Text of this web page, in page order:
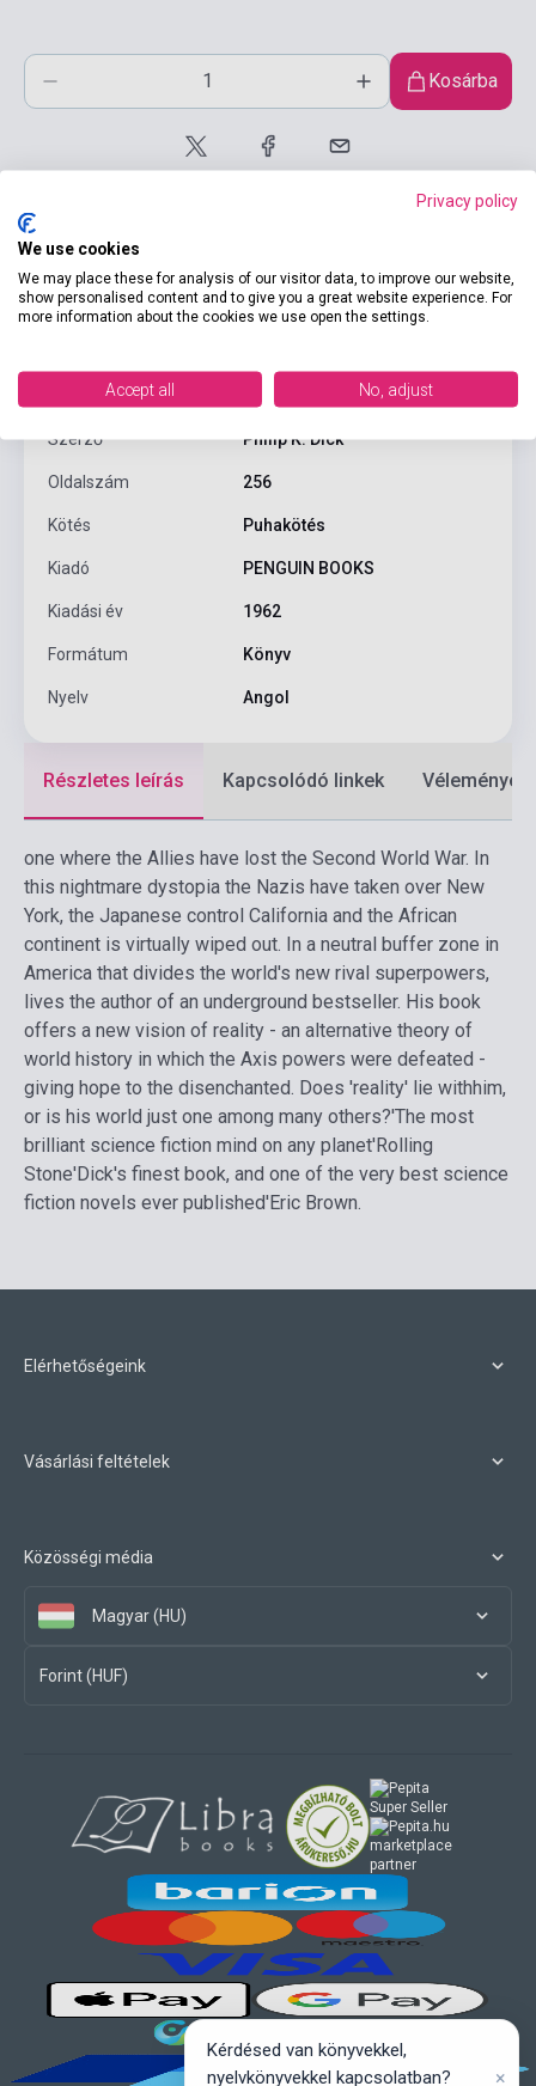
Kosárba
Termékjellemzők
9780241246108
Szerző Philip K. Dick
Oldalszám 256
Kötés Puhakötés
Kiadó PENGUIN BOOKS
Kiadási év 1962
Formátum Könyv
Nyelv Angol
Részletes leírás Kapcsolódó linkek Vélemények
one where the Allies have lost the Second World War. In
this nightmare dystopia the Nazis have taken over New
York, the Japanese control California and the African
continent is virtually wiped out. In a neutral buffer zone in
America that divides the world's new rival superpowers,
lives the author of an underground bestseller. His book
offers a new vision of reality - an alternative theory of
world history in which the Axis powers were defeated -
giving hope to the disenchanted. Does 'reality' lie withhim,
or is his world just one among many others?'The most
brilliant science fiction mind on any planet'Rolling
Stone'Dick's finest book, and one of the very best science
fiction novels ever published'Eric Brown.
Elérhetőségeink
Vásárlási feltételek
Közösségi média
Magyar (HU)
Forint (HUF)
marketplace
partner
Privacy policy
We use cookies
We may place these for analysis of our visitor data, to improve our website,
show personalised content and to give you a great website experience. For
more information about the cookies we use open the settings.
Accept all No, adjust
Kérdésed van könyvekkel,
nyelvkönyvekkel kapcsolatban?
×